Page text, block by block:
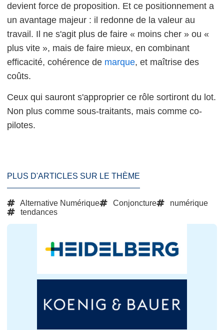
devient force de proposition. Et ce positionnement a
un avantage majeur : il redonne de la valeur au
travail. Il ne s'agit plus de faire « moins cher » ou «
plus vite », mais de faire mieux, en combinant
efficacité, cohérence de marque, et maîtrise des
coûts.
Ceux qui sauront s'approprier ce rôle sortiront du lot.
Non plus comme sous-traitants, mais comme co-
pilotes.
PLUS D'ARTICLES SUR LE THÈME
Alternative Numérique Conjoncture
numérique
tendances